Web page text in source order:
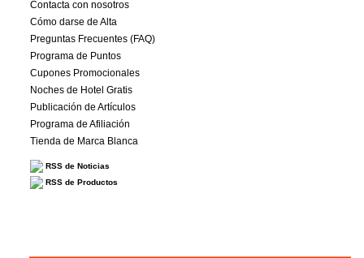
Contacta con nosotros
Cómo darse de Alta
Preguntas Frecuentes (FAQ)
Programa de Puntos
Cupones Promocionales
Noches de Hotel Gratis
Publicación de Artículos
Programa de Afiliación
Tienda de Marca Blanca
RSS de Noticias
RSS de Productos